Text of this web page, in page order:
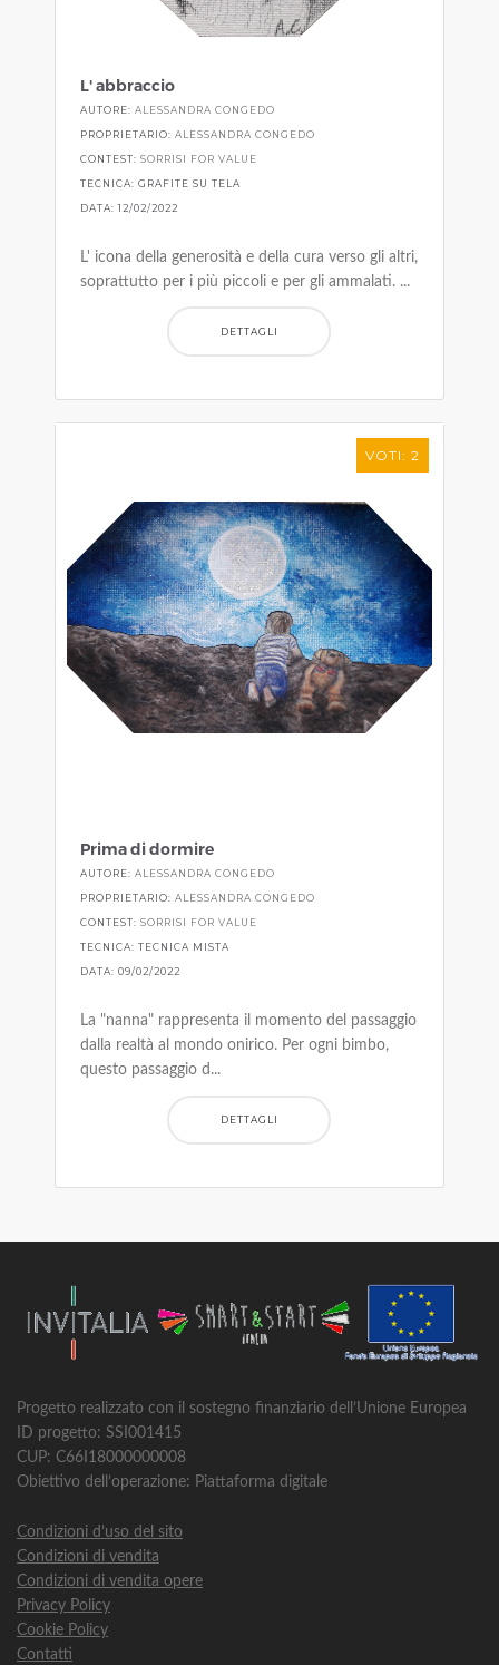
L' abbraccio
AUTORE:ALESSANDRA CONGEDO
PROPRIETARIO:ALESSANDRA CONGEDO
CONTEST:SORRISI FOR VALUE
TECNICA: GRAFITE SU TELA
DATA: 12/02/2022
L' icona della generosità e della cura verso gli altri,
soprattutto per i più piccoli e per gli ammalati. ...
DETTAGLI
VOTI: 2
Prima di dormire
AUTORE:ALESSANDRA CONGEDO
PROPRIETARIO:ALESSANDRA CONGEDO
CONTEST:SORRISI FOR VALUE
TECNICA: TECNICA MISTA
DATA: 09/02/2022
La "nanna" rappresenta il momento del passaggio
dalla realtà al mondo onirico. Per ogni bimbo,
questo passaggio d...
DETTAGLI
Progetto realizzato con il sostegno finanziario dell’Unione Europea
ID progetto: SSI001415
CUP: C66I18000000008
Obiettivo dell’operazione: Piattaforma digitale
Condizioni d’uso del sito
Condizioni di vendita
Condizioni di vendita opere
Privacy Policy
Cookie Policy
Contatti